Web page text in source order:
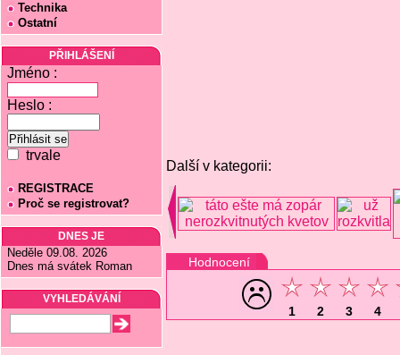
Technika
Ostatní
PŘIHLÁŠENÍ
Jméno :
Heslo :
trvale
REGISTRACE
Proč se registrovat?
DNES JE
Neděle 09.08. 2026
Dnes má svátek Roman
VYHLEDÁVÁNÍ
Další v kategorii:
Hodnocení
1 2 3 4